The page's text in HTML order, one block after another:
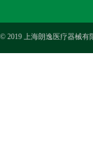
© 2019 上海朗逸医疗器械有